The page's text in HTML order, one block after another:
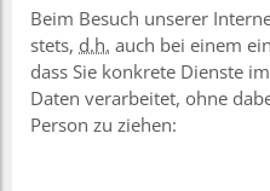
Beim Besuch unserer
stets, d.h. auch bei einem
dass Sie konkrete Dienste
Daten verarbeitet, ohne
Person zu ziehen: